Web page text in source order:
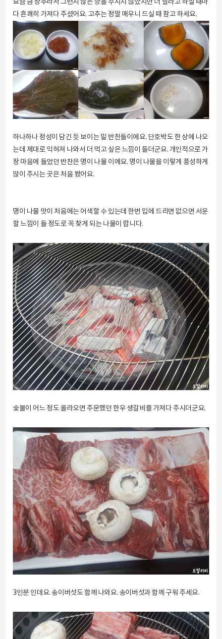
요즘 금 상추라서 그런지 많은 양을 주시지 않았지만 더 달라고 하실 때마
다 흔쾌히 가져다 주셨어요. 고추는 정말 매우니 드실 때 참고 하세요.
하나하나 정성이 담긴 듯 보이는 밑 반찬들이에요. 단호박도 한 상에 나오
는데 제대로 익혀져 나와서 더 먹고 싶은 느낌이 들더군요. 개인적으로 가
장 마음에 들었던 반찬은 명이 나물 이에요. 명이 나물을 이렇게 풍성하게
많이 주시는 곳은 처음 봤어요.
명이 나물 맛이 처음에는 어색할 수 있는데 한번 입에 드리면 없으면 서운
할 느낌이 들 정도로 꼭 찾게 되는 나물이 랍니다.
숯불이 어느 정도 올라오면 주문했던 한우 생갈비를 가져다 주시더군요.
3인분 인데요. 송이버섯도 함께 나와요. 송이버섯과 함께 구워 주세요.